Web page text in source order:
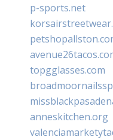
p-sports.net
topgglasses.com
anneskitchen.org